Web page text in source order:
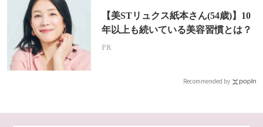
【美STリュクス紙本さん(54歳)】10
年以上も続いている美容習慣とは？
PR
Recommended by